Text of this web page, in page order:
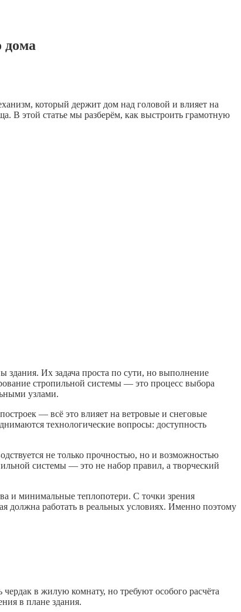
дома
который держит дом над головой и влияет на
В этой статье мы разберём, как выстроить грамотную
здания. Их задача проста по сути, но выполнение
стропильной системы — это процесс выбора
узлами.
— всё это влияет на ветровые и снеговые
технологические вопросы: доступность
не только прочностью, но и возможностью
системы — это не набор правил, а творческий
и минимальные теплопотери. С точки зрения
должна работать в реальных условиях. Именно поэтому
в жилую комнату, но требуют особого расчёта
в плане здания.